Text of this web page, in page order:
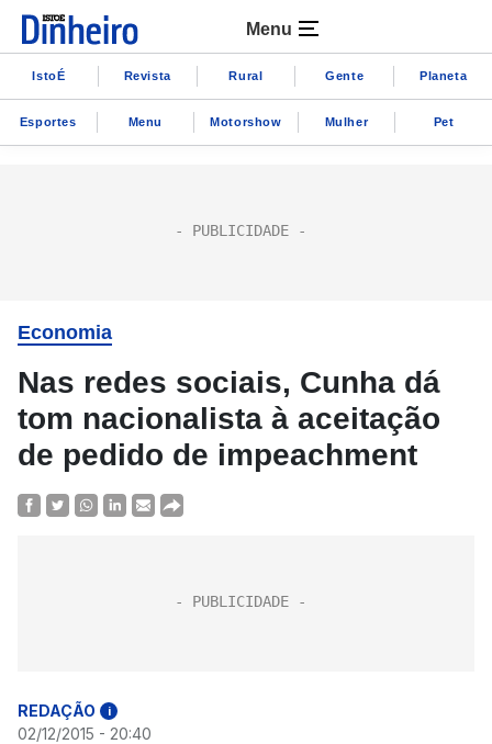
Menu
IstoÉ Revista Rural Gente Planeta
Esportes Menu Motorshow Mulher Pet
Economia
Nas redes sociais, Cunha dá
tom nacionalista à aceitação
de pedido de impeachment
REDAÇÃO i
02/12/2015 - 20:40